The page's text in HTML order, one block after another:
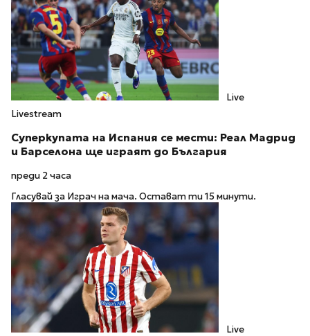
Live
Livestream
Суперкупата на Испания се мести: Реал Мадрид
и Барселона ще играят до България
преди 2 часа
Гласувай за Играч на мача. Остават ти 15 минути.
Live